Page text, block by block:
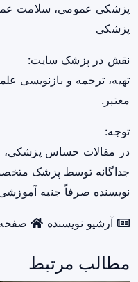
پزشکی عمومی، سلامت
پزشکی
نقش در پزشک سایت:
تهیه، ترجمه و بازنویسی
معتبر.
توجه:
در مقالات حساس پزشکی،
جداگانه توسط پزشک
نویسنده صرفاً جنبه
آرشیو نویسنده
مطالب مرتبط